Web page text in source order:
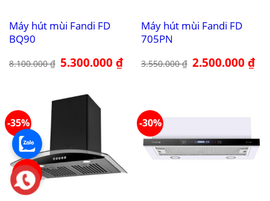
Máy hút mùi Fandi FD
BQ90
8.100.000₫ Giá
gốc
5.300.000₫Giá
hiện
Máy hút mùi Fandi FD
705PN
3.550.000₫ Giá
gốc
2.500.000₫Giá
-35% -30%